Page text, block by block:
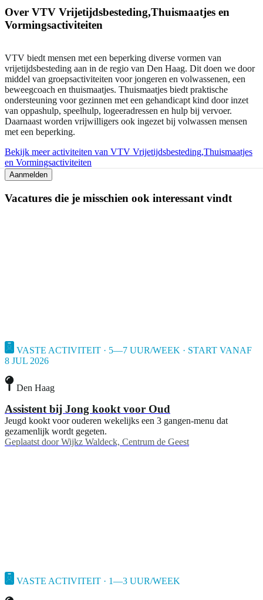
Over VTV Vrijetijdsbesteding,Thuismaatjes en
Vormingsactiviteiten
VTV biedt mensen met een beperking diverse vormen van
vrijetijdsbesteding aan in de regio van Den Haag. Dit doen we door
middel van groepsactiviteiten voor jongeren en volwassenen, een
beweegcoach en thuismaatjes. Thuismaatjes biedt praktische
ondersteuning voor gezinnen met een gehandicapt kind door inzet
van oppashulp, speelhulp, logeeradressen en hulp bij vervoer.
Daarnaast worden vrijwilligers ook ingezet bij volwassen mensen
met een beperking.
Bekijk meer activiteiten van VTV Vrijetijdsbesteding,Thuismaatjes
en Vormingsactiviteiten
Aanmelden
Vacatures die je misschien ook interessant vindt
VASTE ACTIVITEIT · 5—7 UUR/WEEK · START VANAF
8 JUL 2026
Den Haag
Assistent bij Jong kookt voor Oud
Jeugd kookt voor ouderen wekelijks een 3 gangen-menu dat
gezamenlijk wordt gegeten.
Geplaatst door Wijkz Waldeck, Centrum de Geest
VASTE ACTIVITEIT · 1—3 UUR/WEEK